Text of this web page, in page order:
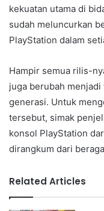
kekuatan utama di
sudah meluncurkan
PlayStation dalam
Hampir semua rilis-
juga berubah
generasi. Untuk
tersebut, simak
konsol PlayStation
dirangkum dari
Related Articles